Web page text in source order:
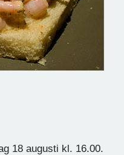
18 augusti kl. 16.00.